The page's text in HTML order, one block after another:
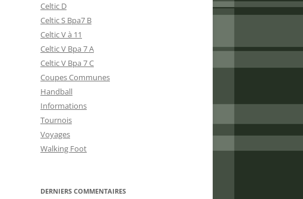
Celtic D
Celtic S Bpa7 B
Celtic V à 11
Celtic V Bpa 7 A
Celtic V Bpa 7 C
Coupes Communes
Handball
Informations
Tournois
Voyages
Walking Foot
DERNIERS COMMENTAIRES